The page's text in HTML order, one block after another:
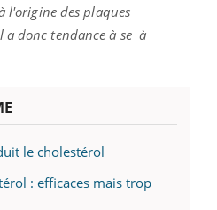
l'origine des plaques
a donc tendance à se à
le cholestérol
: efficaces mais trop